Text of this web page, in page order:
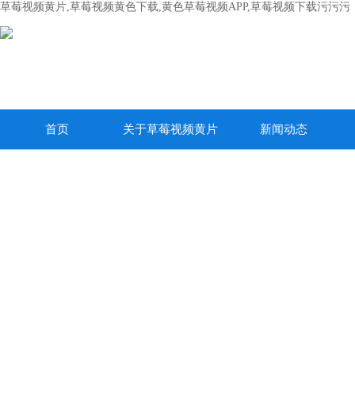
草莓视频黄片,草莓视频黄色下载,黄色草莓视频APP,草莓视频下载污污污
首页 关于草莓视频黄片 新闻动态